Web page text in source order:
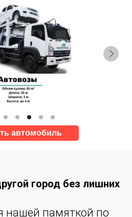
автомобиль
город без лишних
нашей памяткой по